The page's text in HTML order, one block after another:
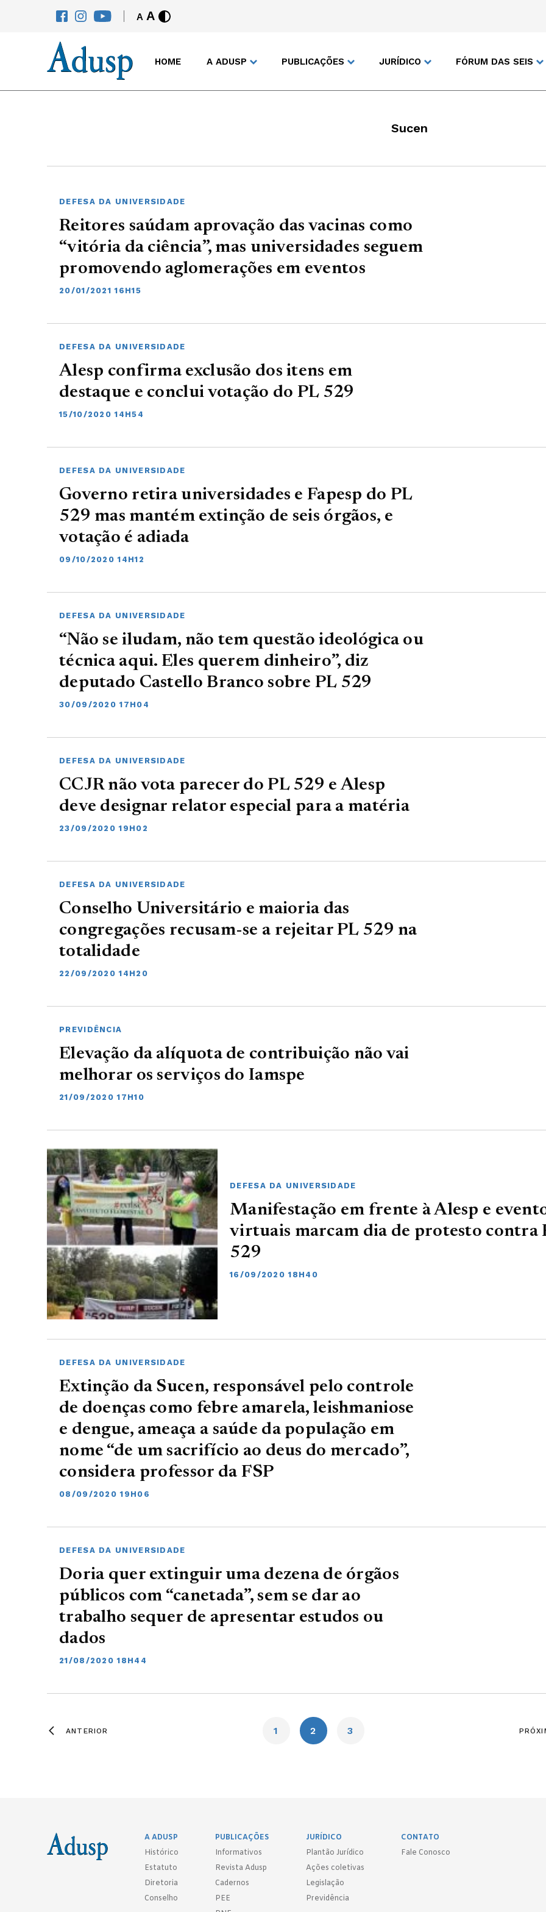
A A
HOME A ADUSP PUBLICAÇÕES JURÍDICO FÓRUM DAS SEIS
Sucen
DEFESA DA UNIVERSIDADE
Reitores saúdam aprovação das vacinas como
“vitória da ciência”, mas universidades seguem
promovendo aglomerações em eventos
20/01/2021 16H15
DEFESA DA UNIVERSIDADE
Alesp confirma exclusão dos itens em
destaque e conclui votação do PL 529
15/10/2020 14H54
DEFESA DA UNIVERSIDADE
Governo retira universidades e Fapesp do PL
529 mas mantém extinção de seis órgãos, e
votação é adiada
09/10/2020 14H12
DEFESA DA UNIVERSIDADE
“Não se iludam, não tem questão ideológica ou
técnica aqui. Eles querem dinheiro”, diz
deputado Castello Branco sobre PL 529
30/09/2020 17H04
DEFESA DA UNIVERSIDADE
CCJR não vota parecer do PL 529 e Alesp
deve designar relator especial para a matéria
23/09/2020 19H02
DEFESA DA UNIVERSIDADE
Conselho Universitário e maioria das
congregações recusam-se a rejeitar PL 529 na
totalidade
22/09/2020 14H20
PREVIDÊNCIA
Elevação da alíquota de contribuição não vai
melhorar os serviços do Iamspe
21/09/2020 17H10
DEFESA DA UNIVERSIDADE
Manifestação em frente à Alesp e
virtuais marcam dia de protesto contra
529
16/09/2020 18H40
DEFESA DA UNIVERSIDADE
Extinção da Sucen, responsável pelo controle
de doenças como febre amarela, leishmaniose
e dengue, ameaça a saúde da população em
nome “de um sacrifício ao deus do mercado”,
considera professor da FSP
08/09/2020 19H06
DEFESA DA UNIVERSIDADE
Doria quer extinguir uma dezena de órgãos
públicos com “canetada”, sem se dar ao
trabalho sequer de apresentar estudos ou
dados
21/08/2020 18H44
ANTERIOR 1 2 3
A ADUSP
Histórico
Estatuto
Diretoria
Conselho
PUBLICAÇÕES
Informativos
Revista Adusp
Cadernos
PEE
JURÍDICO
Plantão Jurídico
Ações coletivas
Legislação
Previdência
CONTATO
Fale Conosco